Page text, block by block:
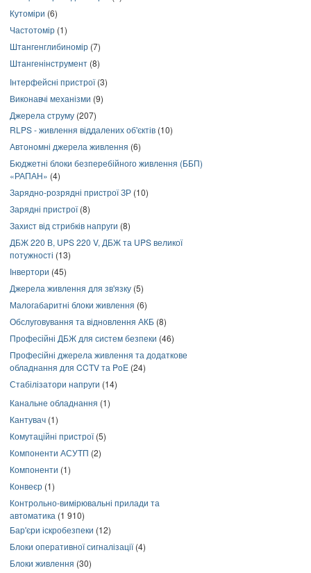
Кутоміри (6)
Частотомір (1)
Штангенглибиномір (7)
Штангенінструмент (8)
Інтерфейсні пристрої(3)
Виконавчі механізми (9)
Джерела струму (207)
RLPS - живлення віддалених об'єктів (10)
Автономні джерела живлення (6)
Бюджетні блоки безперебійного живлення (ББП)
«РАПАН» (4)
Зарядно-розрядні пристрої ЗР (10)
Зарядні пристрої(8)
Захист від стрибків напруги (8)
ДБЖ 220 В, UPS 220 V, ДБЖ та UPS великої
потужності (13)
Інвертори (45)
Джерела живлення для зв'язку (5)
Малогабаритні блоки живлення (6)
Обслуговування та відновлення АКБ (8)
Професійні ДБЖ для систем безпеки (46)
Професійні джерела живлення та додаткове
обладнання для CCTV та PoE (24)
Стабілізатори напруги (14)
Канальне обладнання (1)
Кантувач (1)
Комутаційні пристрої(5)
Компоненти АСУТП (2)
Компоненти (1)
Конвеєр (1)
Контрольно-вимірювальні прилади та
автоматика (1 910)
Бар'єри іскробезпеки (12)
Блоки оперативної сигналізації(4)
Блоки живлення (30)